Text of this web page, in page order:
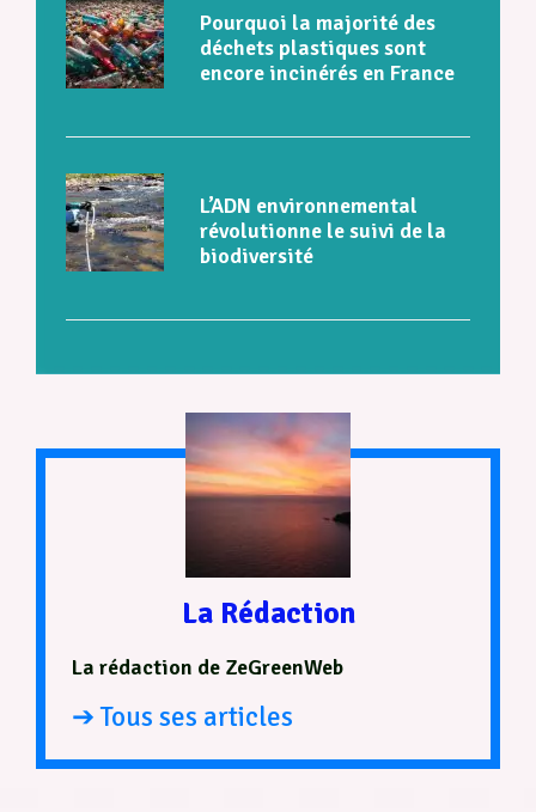
Pourquoi la majorité des
déchets plastiques sont
encore incinérés en France
L’ADN environnemental
révolutionne le suivi de la
biodiversité
La Rédaction
La rédaction de ZeGreenWeb
➔ Tous ses articles